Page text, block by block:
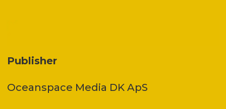
Publisher
Oceanspace Media DK ApS